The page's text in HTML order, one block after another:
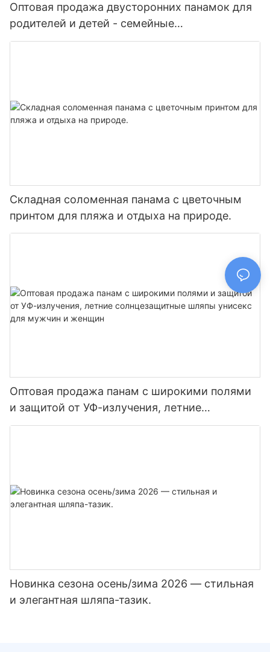
Оптовая продажа двусторонних панамок для
родителей и детей - семейные
солнцезащитные шляпы для летнего отдыха -
Складная соломенная панама с цветочным
принтом для пляжа и отдыха на природе.
Оптовая продажа панам с широкими полями
и защитой от УФ-излучения, летние
солнцезащитные шляпы унисекс для мужчин
Новинка сезона осень/зима 2026 — стильная
и элегантная шляпа-тазик.